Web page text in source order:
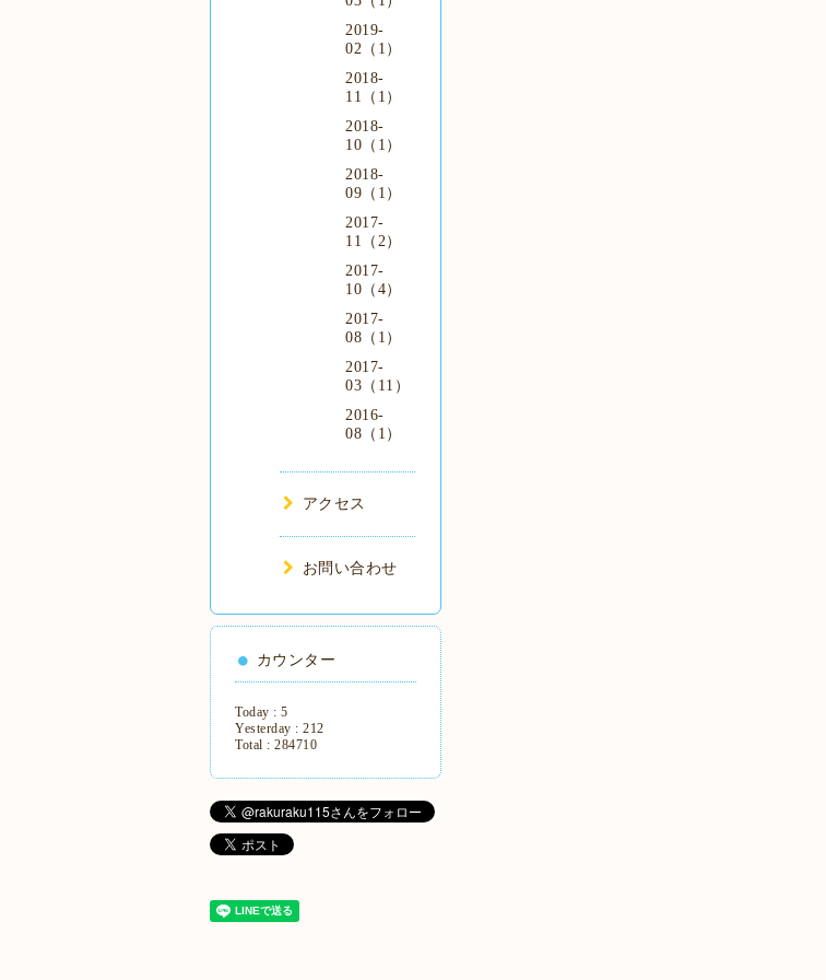
2019-
02（1）
2018-
11（1）
2018-
10（1）
2018-
09（1）
2017-
11（2）
2017-
10（4）
2017-
08（1）
2017-
03（11）
2016-
08（1）
アクセス
お問い合わせ
カウンター
Today : 5
Yesterday : 212
Total : 284710